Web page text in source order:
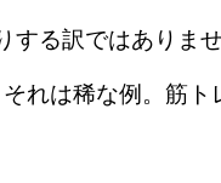
る訳ではありませ
は稀な例。筋ト